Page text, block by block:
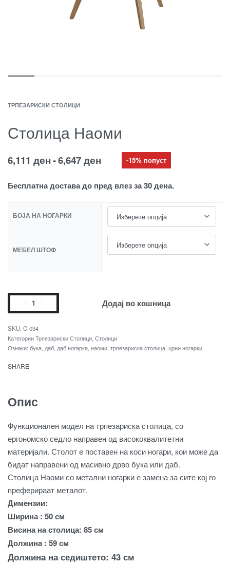
ТРПЕЗАРИСКИ СТОЛИЦИ
Столица Наоми
6,111 ден 6,647ден -15% попуст
Бесплатна достава до пред влез за 30 дена.
БОЈА НА НОГАРКИ
МЕБЕЛ ШТОФ
Додај во кошница
C-034
КатегорииТрпезариски Столици Столици
Ознаки: бука даб даб ногарка наоми трпезариска столица црни ногарки
SHARE
Опис
Функционален модел натрпезарискастолица, со
ергономскоседло направенод висококвалитетни
материјали. Столоте поставен на коси ногари, кои можеда
бидат направениод масивнодрво бука илидаб.
Столица Наомисо метални ногаркиезаменазасите кој го
преферираат металот.
Димензии:
Ширина : 50 см
Висина на столица: 85 см
Должина : 59 см
Должина на седиштето: 43 см